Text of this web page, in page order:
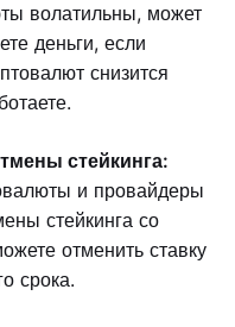
волатильны, может
деньги, если
снизится
стейкинга:
и провайдеры
стейкинга со
отменить ставку
срока.